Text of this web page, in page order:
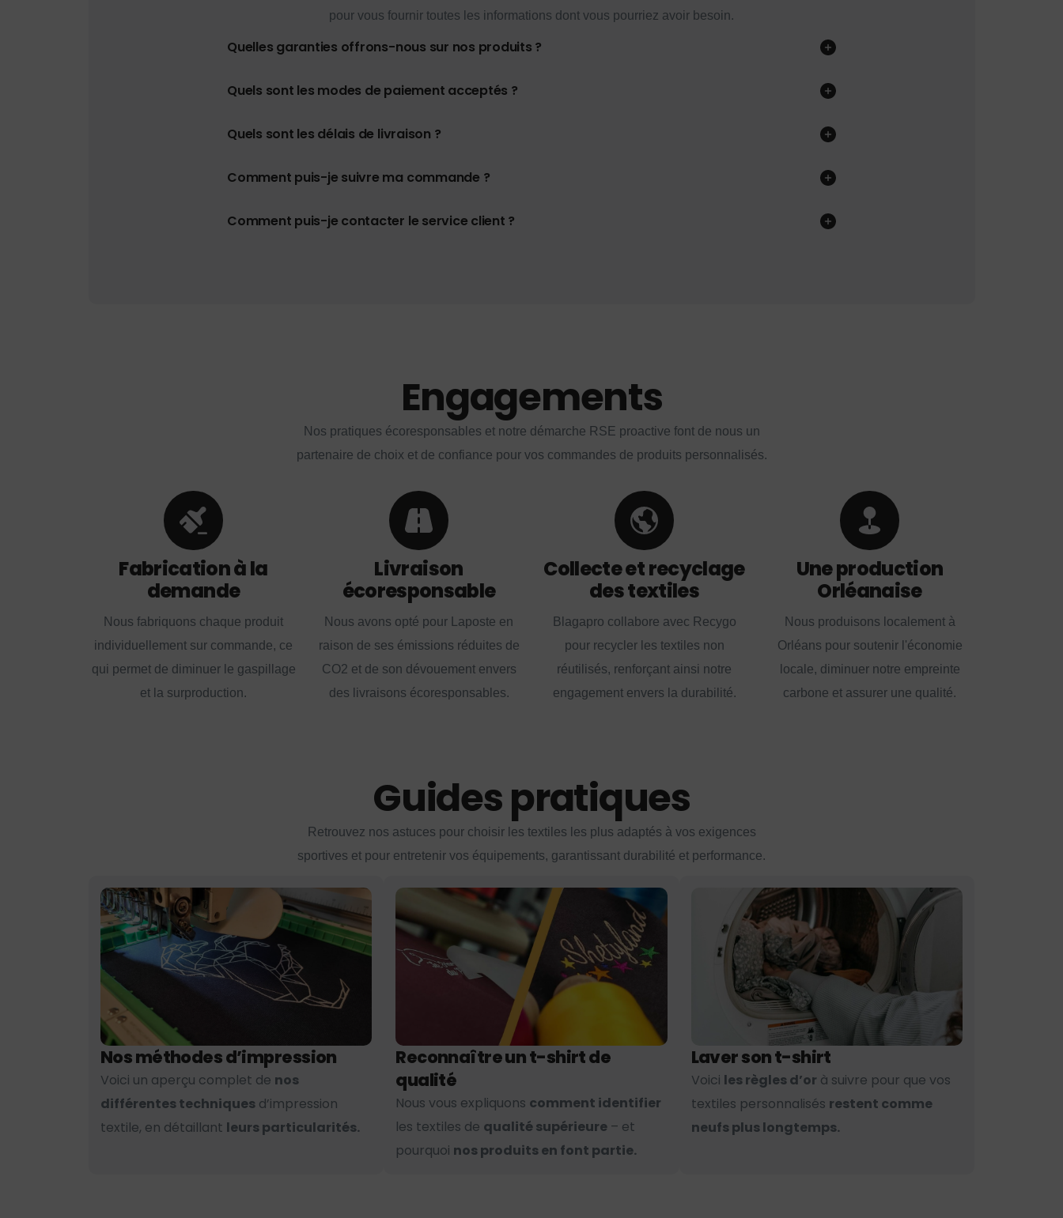
pour vous fournir toutes les informations dont vous pourriez avoir besoin.
Quelles garanties offrons-nous sur nos produits ?
Quels sont les modes de paiement acceptés ?
Quels sont les délais de livraison ?
Comment puis-je suivre ma commande ?
Comment puis-je contacter le service client ?
Engagements
Nos pratiques écoresponsables et notre démarche RSE proactive font de nous un
partenaire de choix et de confiance pour vos commandes de produits personnalisés.
Fabrication à la
demande
Nous fabriquons chaque produit
individuellement sur commande, ce
qui permet de diminuer le gaspillage
et la surproduction.
Livraison
écoresponsable
Nous avons opté pour Laposte en
raison de ses émissions réduites de
CO2 et de son dévouement envers
des livraisons écoresponsables.
Collecte et recyclage
des textiles
Blagapro collabore avec Recygo
pour recycler les textiles non
réutilisés, renforçant ainsi notre
engagement envers la durabilité.
Une production
Orléanaise
Nous produisons localement à
Orléans pour soutenir l'économie
locale, diminuer notre empreinte
carbone et assurer une qualité.
Guides pratiques
Retrouvez nos astuces pour choisir les textiles les plus adaptés à vos exigences
sportives et pour entretenir vos équipements, garantissant durabilité et performance.
Nos méthodes d’impression
Voici un aperçu complet de nos
différentes techniques d’impression
textile, en détaillant leurs particularités.
Reconnaître un t-shirt de
qualité
Nous vous expliquons comment identifier
les textiles de qualité supérieure – et
pourquoi nos produits en font partie.
Laver son t-shirt
Voici les règles d’or à suivre pour que vos
textiles personnalisés restent comme
neufs plus longtemps.